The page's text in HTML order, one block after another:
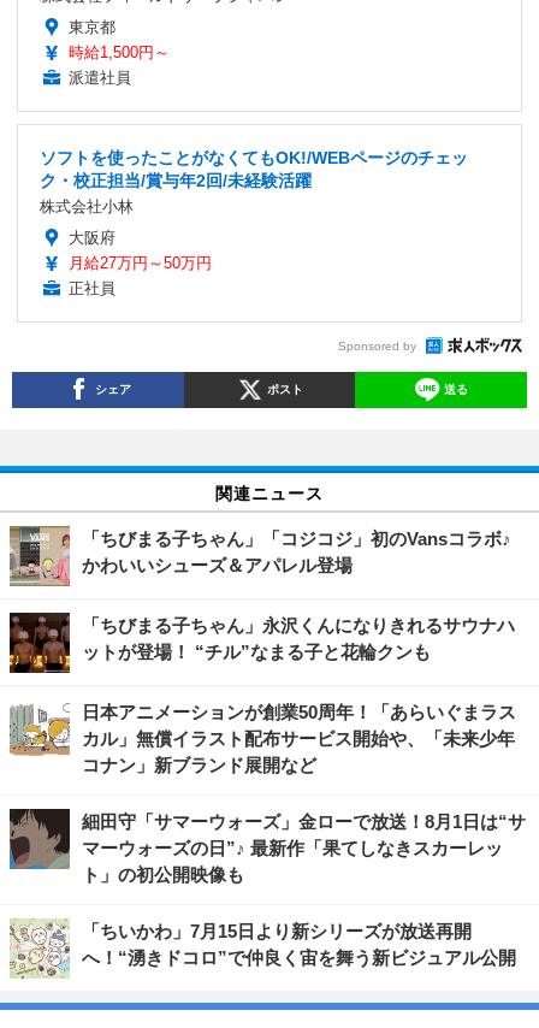
東京都
時給1,500円～
派遣社員
ソフトを使ったことがなくてもOK!/WEBページのチェッ
ク・校正担当/賞与年2回/未経験活躍
株式会社小林
大阪府
月給27万円～50万円
正社員
Sponsored by
シェア ポスト 送る
関連ニュース
「ちびまる子ちゃん」「コジコジ」初のVansコラボ♪
かわいいシューズ＆アパレル登場
「ちびまる子ちゃん」永沢くんになりきれるサウナハ
ットが登場！ “チル”なまる子と花輪クンも
日本アニメーションが創業50周年！「あらいぐまラス
カル」無償イラスト配布サービス開始や、「未来少年
コナン」新ブランド展開など
細田守「サマーウォーズ」金ローで放送！8月1日は“サ
マーウォーズの日”♪ 最新作「果てしなきスカーレッ
ト」の初公開映像も
「ちいかわ」7月15日より新シリーズが放送再開
へ！“湧きドコロ”で仲良く宙を舞う新ビジュアル公開